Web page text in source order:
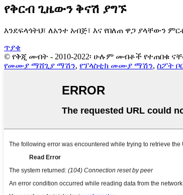
የቅርብ ጊዜውን ቅናሽ ያግኙ
እንደፍላጎትህ፣ ለአንተ አብጅ፣ እና የበለጠ ዋጋ ያላቸውን
ጥያቄ
© የቅጂ መብት - 2010-2022፡ ሁሉም መብቶች የተጠበቁ
የመሙያ ማሸጊያ ማሽን, የፕላስቲክ መሙያ ማሽን, ስፖት